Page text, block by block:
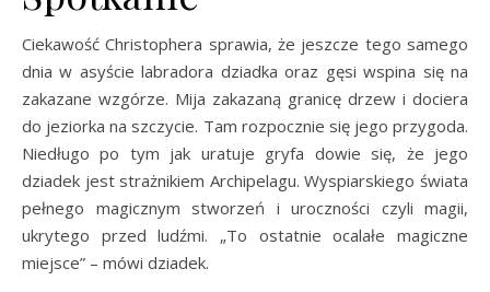
Ciekawość Christophera sprawia, że jeszcze tego samego
dnia w asyście labradora dziadka oraz gęsi wspina się na
zakazane wzgórze. Mija zakazaną granicę drzew i dociera
do jeziorka na szczycie. Tam rozpocznie się jego przygoda.
Niedługo po tym jak uratuje gryfa dowie się, że jego
dziadek jest strażnikiem Archipelagu. Wyspiarskiego świata
pełnego magicznym stworzeń i uroczności czyli magii,
ukrytego przed ludźmi. „To ostatnie ocalałe magiczne
miejsce” – mówi dziadek.